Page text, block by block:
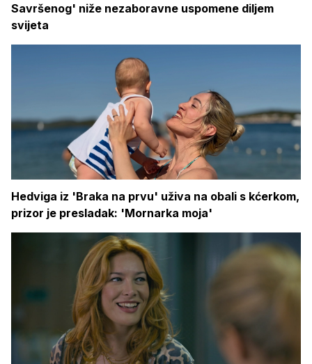
Savršenog' niže nezaboravne uspomene diljem
svijeta
Hedviga iz 'Braka na prvu' uživa na obali s kćerkom,
prizor je presladak: 'Mornarka moja'